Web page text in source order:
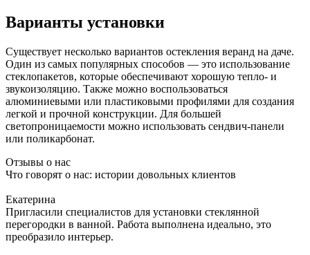
Варианты установки
Существует несколько вариантов остекления веранд на даче.
Один из самых популярных способов — это использование
стеклопакетов, которые обеспечивают хорошую тепло- и
звукоизоляцию. Также можно воспользоваться
алюминиевыми или пластиковыми профилями для создания
легкой и прочной конструкции. Для большей
светопроницаемости можно использовать сендвич-панели
или поликарбонат.
Отзывы о нас
Что говорят о нас: истории довольных клиентов
Екатерина
Пригласили специалистов для установки стеклянной
перегородки в ванной. Работа выполнена идеально, это
преобразило интерьер.